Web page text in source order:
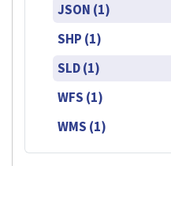
JSON (1)
SHP (1)
SLD (1)
WFS (1)
WMS (1)